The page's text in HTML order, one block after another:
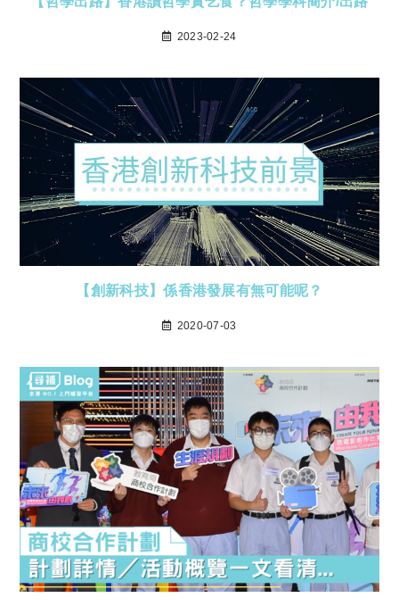
2023-02-24
【創新科技】係香港發展有無可能呢？
2020-07-03